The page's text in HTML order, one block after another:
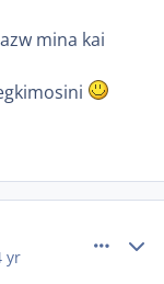
mina kai
yr